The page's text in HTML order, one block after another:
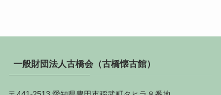
一般財団法人古橋会（古橋懐古館）